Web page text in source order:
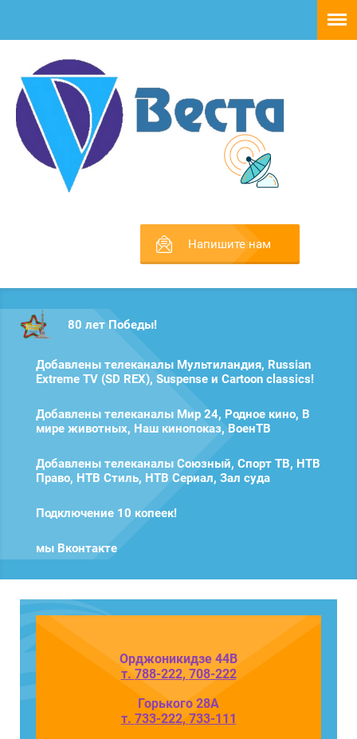
Напишите нам
80 лет Победы!
Добавлены телеканалы Мультиландия, Russian
Extreme TV (SD REX), Suspense и Cartoon classics!
Добавлены телеканалы Мир 24, Родное кино, В
мире животных, Наш кинопоказ, ВоенТВ
Добавлены телеканалы Союзный, Спорт ТВ, НТВ
Право, НТВ Стиль, НТВ Сериал, Зал суда
Подключение 10 копеек!
мы Вконтакте
Орджоникидзе 44В
т. 788-222, 708-222
Горького 28А
т. 733-222,733-111